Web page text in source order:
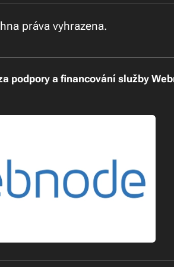
práva vyhrazena.
podpory a financování služby